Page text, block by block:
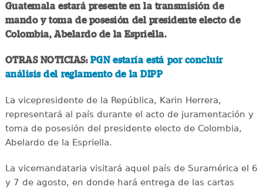
Guatemala estará presente en la transmisión de
mando y toma de posesión del presidente electo de
Colombia, Abelardo de la Espriella.
OTRAS NOTICIAS: PGN estaría está por concluir
análisis del reglamento de la DIPP
La vicepresidente de la República, Karin Herrera,
representará al país durante el acto de juramentación y
toma de posesión del presidente electo de Colombia,
Abelardo de la Espriella.
La vicemandataria visitará aquel país de Suramérica el 6
y 7 de agosto, en donde hará entrega de las cartas